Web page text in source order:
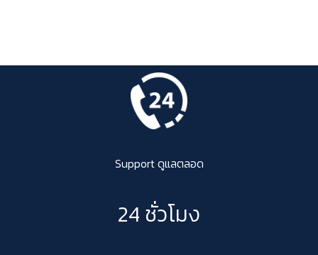
Support ดูแลตลอด
24 ชั่วโมง